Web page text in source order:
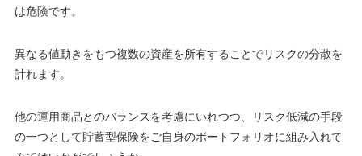
は危険です。
異なる値動きをもつ複数の資産を所有することでリスクの分散を
計れます。
他の運用商品とのバランスを考慮にいれつつ、リスク低減の手段
の一つとして貯蓄型保険をご自身のポートフォリオに組み入れて